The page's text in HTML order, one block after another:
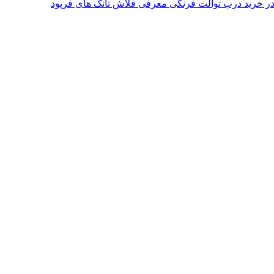
معرفی فلاش تانک های فرپود